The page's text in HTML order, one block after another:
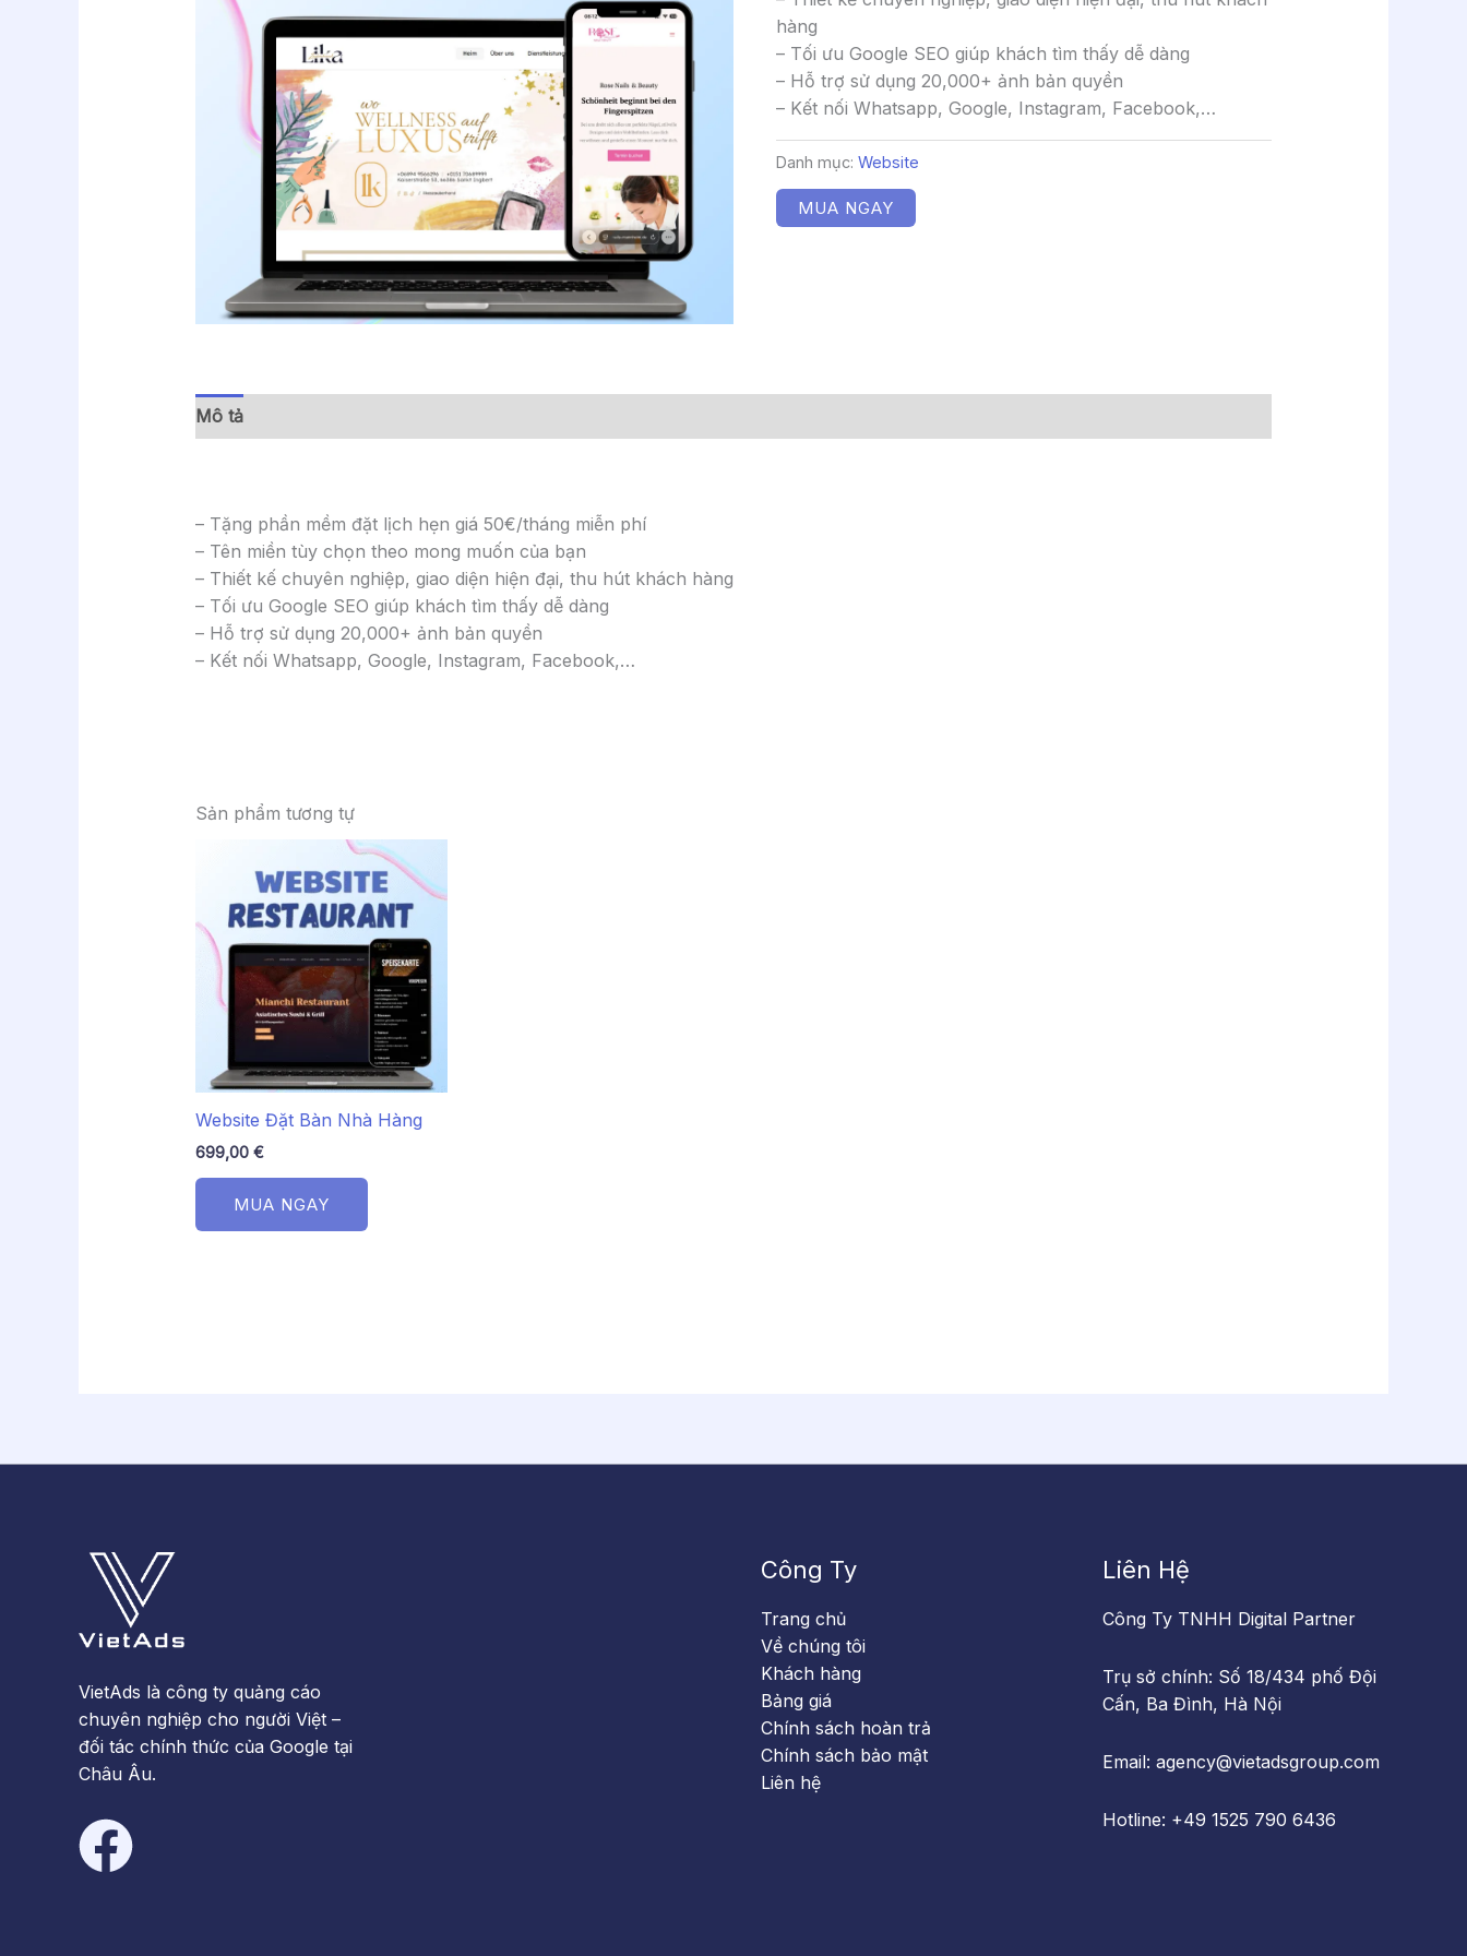
hàng
– Tối ưu Google SEO giúp khách tìm thấy dễ dàng
– Hỗ trợ sử dụng 20,000+ ảnh bản quyền
– Kết nối Whatsapp, Google, Instagram, Facebook,…
Danh mục:Website
MUA NGAY
Mô tả
– Tặng phần mềm đặt lịch hẹn giá 50€/tháng miễn phí
– Tên miền tùy chọn theo mong muốn của bạn
– Thiết kế chuyên nghiệp, giao diện hiện đại, thu hút khách hàng
– Tối ưu Google SEO giúp khách tìm thấy dễ dàng
– Hỗ trợ sử dụng 20,000+ ảnh bản quyền
– Kết nối Whatsapp, Google, Instagram, Facebook,…
Sản phẩm tương tự
Website Đặt Bàn Nhà Hàng
699,00 €
MUA NGAY
VietAds là công ty quảng cáo
chuyên nghiệp cho người Việt –
đối tác chính thức của Google tại
Châu Âu.
Công Ty
Trang chủ
Về chúng tôi
Khách hàng
Bảng giá
Chính sách hoàn trả
Chính sách bảo mật
Liên hệ
Liên Hệ
Công Ty TNHH Digital Partner
Trụ sở chính: Số 18/434 phố Đội
Cấn, Ba Đình, Hà Nội
Email: agency@vietadsgroup.com
Hotline: +49 1525 790 6436